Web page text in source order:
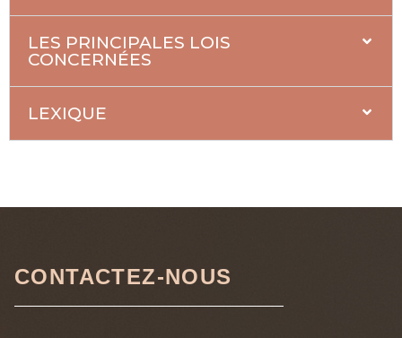
LES PRINCIPALES LOIS
CONCERNÉES
LEXIQUE
CONTACTEZ-NOUS